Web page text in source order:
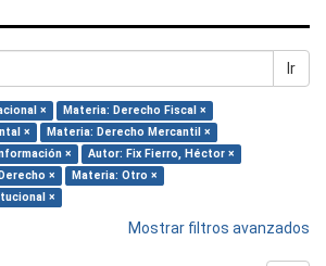
Ir
×
Materia: Derecho Fiscal ×
×
Materia: Derecho Mercantil ×
×
Autor: Fix Fierro, Héctor ×
×
Materia: Otro ×
×
Mostrar filtros avanzados